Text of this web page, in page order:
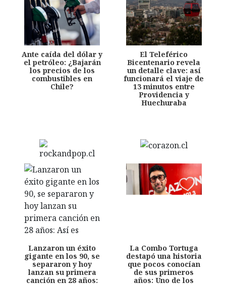
Ante caída del dólar y
el petróleo: ¿Bajarán
los precios de los
combustibles en
Chile?
El Teleférico
Bicentenario revela
un detalle clave: así
funcionará el viaje de
13 minutos entre
Providencia y
Huechuraba
Lanzaron un éxito
gigante en los 90, se
separaron y hoy
lanzan su primera
canción en 28 años:
La Combo Tortuga
destapó una historia
que pocos conocían
de sus primeros
años: Uno de los